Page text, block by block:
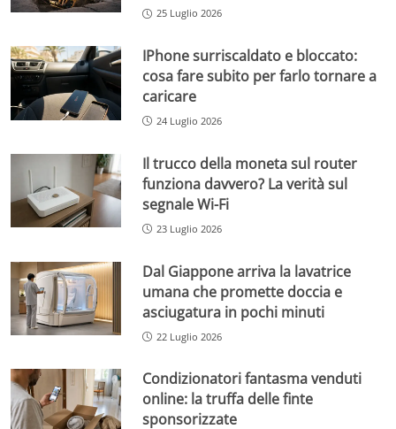
25 Luglio 2026
IPhone surriscaldato e bloccato:
cosa fare subito per farlo tornare a
caricare
24 Luglio 2026
Il trucco della moneta sul router
funziona davvero? La verità sul
segnale Wi-Fi
23 Luglio 2026
Dal Giappone arriva la lavatrice
umana che promette doccia e
asciugatura in pochi minuti
22 Luglio 2026
Condizionatori fantasma venduti
online: la truffa delle finte
sponsorizzate